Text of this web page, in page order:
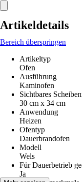
Artikeldetails
Bereich überspringen
Artikeltyp
Ofen
Ausführung
Kaminofen
Sichtbares
30 cm x 34 cm
Anwendung
Heizen
Ofentyp
Dauerbrandofen
Modell
Wels
Für Dauerbetrieb
Ja